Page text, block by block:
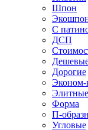
Шпон
С
ДСП
Дорогие
Эконом-
Элитные
Форма
П-
Угловые